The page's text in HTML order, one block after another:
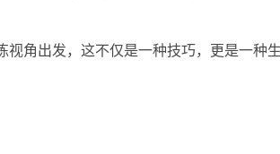
视角出发，这不仅是一种技巧，更是一种